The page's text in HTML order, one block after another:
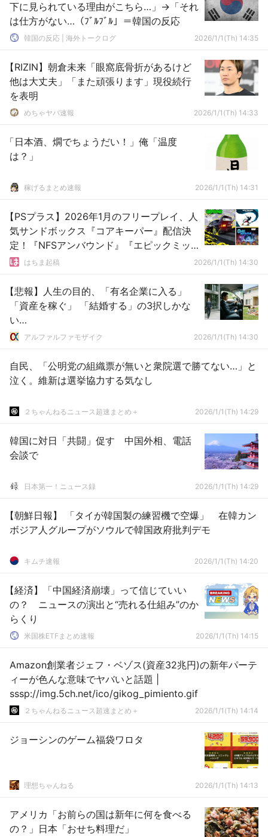
下に見られている理由がこちら…」→「それ
は仕方がない…（ﾌﾞﾙﾌﾞﾙ」＝韓国の反応
韓国の反応 | 海外トークログ 2026/1/1(Th) 14:35
【RIZIN】朝倉未来「眼窩底骨折があるけど
他は大丈夫」「また頑張ります」現役続行
を表明
めちゃヤバ速報 2026/1/1(Th) 14:33
「日本酒、燗でちょうだい！」俺「温度
は？」
稼げるまとめ速報 2026/1/1(Th) 14:31
【PSプラス】2026年1月のフリープレイ、人
気サンドボックス『コアキーパー』配信決
定！『NFSアンバウンド』『エピックミッ
キー』も登場！
はちま起稿 2026/1/1(Th) 14:30
【悲報】人生の目的、「有名企業に入る」
「資産を稼ぐ」 「結婚する」の3択しかな
い…
アルファルファモザイク 2026/1/1(Th) 14:30
自民、「公明党の組織票が無いと衆院選で勝てない…」と
泣く。維新は選挙協力する気なし
２ちゃんねるニュース超速まとめ＋ 2026/1/1(Th) 14:29
韓国に対日「共闘」促す 中国外相、電話
会談で
日本第一！ニュース録 2026/1/1(Th) 14:29
【朝鮮日報】 「タイが韓国製の練習機で空爆」 在韓カン
ボジア人グループがソウルで韓国政府批判デモ
キムチ速報 2026/1/1(Th) 14:20
【経済】「中国経済崩壊」って信じていい
の？ ニュースの演出と“売れる仕組み”のか
らくり
米国株ETFまとめ速報 2026/1/1(Th) 14:15
Amazon創業者ジェフ・ベゾス(資産32兆円)の新年パーテ
ィーが色んな意味でヤバいと話題 |
sssp://img.5ch.net/ico/gikog_pimiento.gif
２ちゃんねるニュース超速まとめ＋ 2026/1/1(Th) 14:14
ジョーシンのゲーム福袋ワロタ
理想ちゃんねる 2026/1/1(Th) 14:13
アメリカ「お前らの国は新年に何を食べる
の？」日本「おせち料理だ」